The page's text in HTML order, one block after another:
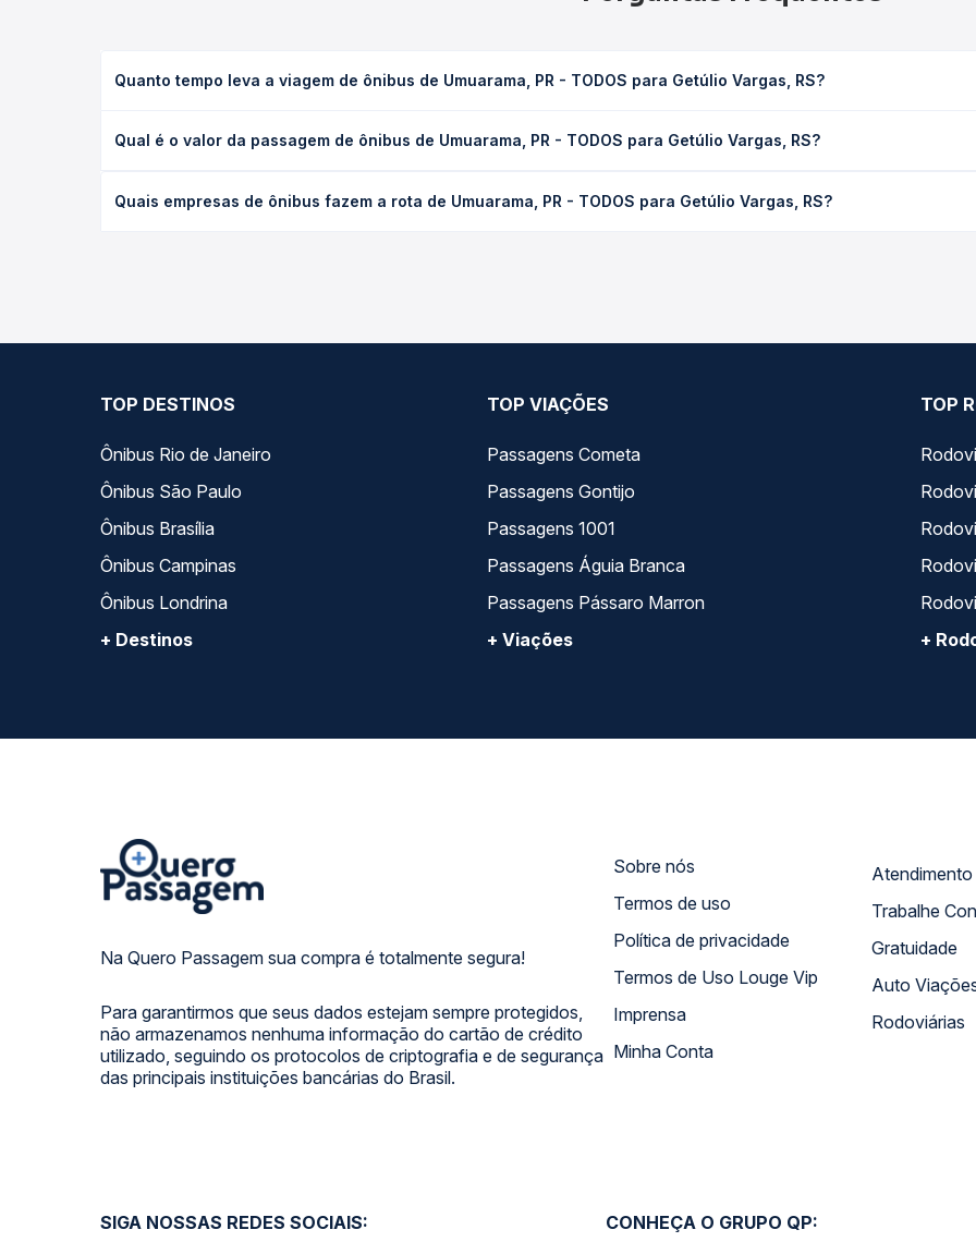
Quanto tempo leva a viagem de ônibus de Umuarama, PR - TODOS para Getúlio Vargas, RS?
executivo ou leito) e as condições de tráfego. Na Quero Passagem você consulta os horários disponíveis e vê a
Qual é o valor da passagem de ônibus de Umuarama, PR - TODOS para Getúlio Vargas, RS?
tipo de poltrona e a antecedência da compra. Na Quero Passagem você compara os preços de todas as viações em
Quais empresas de ônibus fazem a rota de Umuarama, PR - TODOS para Getúlio Vargas, RS?
TOP DESTINOS
Ônibus Rio de Janeiro
Ônibus São Paulo
Ônibus Brasília
Ônibus Campinas
Ônibus Londrina
+ Destinos
TOP VIAÇÕES
Passagens Cometa
Passagens Gontijo
Passagens 1001
Passagens Águia Branca
Passagens Pássaro Marron
+ Viações
TOP
+
Na Quero Passagem sua compra é totalmente segura!
Para garantirmos que seus dados estejam sempre protegidos,
não armazenamos nenhuma informação do cartão de crédito
utilizado, seguindo os protocolos de criptografia e de segurança
das principais instituições bancárias do Brasil.
Sobre nós
Termos de uso
Política de privacidade
Termos de Uso Louge Vip
Imprensa
Minha Conta
Trabalhe
Gratuidade
Auto
Rodoviárias
SIGA NOSSAS REDES SOCIAIS: CONHEÇA O GRUPO QP: